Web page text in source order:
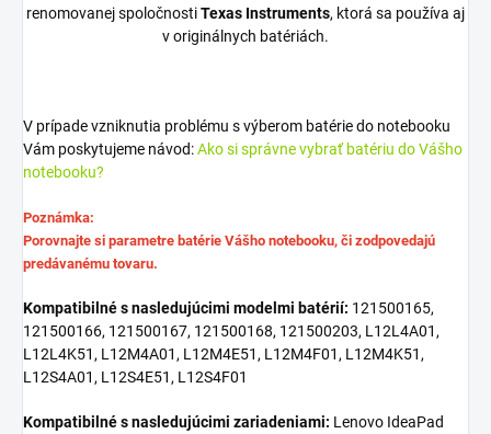
renomovanej spoločnostiTexas Instruments, ktorá sa používa aj
v originálnych batériách.
V prípade vzniknutia problému s výberom batérie do notebooku
Vám poskytujeme návod:Ako si správne vybrať batériu do Vášho
notebooku?
Poznámka:
Porovnajte si parametre batérie Vášho notebooku, či zodpovedajú
predávanému tovaru.
Kompatibilné s nasledujúcimi modelmi batérií: 121500165,
121500166, 121500167, 121500168, 121500203, L12L4A01,
L12L4K51, L12M4A01, L12M4E51, L12M4F01, L12M4K51,
L12S4A01, L12S4E51, L12S4F01
Kompatibilné s nasledujúcimi zariadeniami: Lenovo IdeaPad